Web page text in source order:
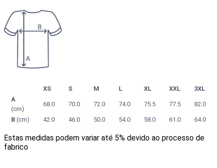
XS S M L XL XXL
3XL
A
(cm)
68.0 70.0 72.0 74.0 75.5 77.5 82.0
B (cm) 42.0 46.0 50.0 54.0 58.0 61.0 64.0
Estas medidas podem variar até 5% devido ao processo de
fabrico